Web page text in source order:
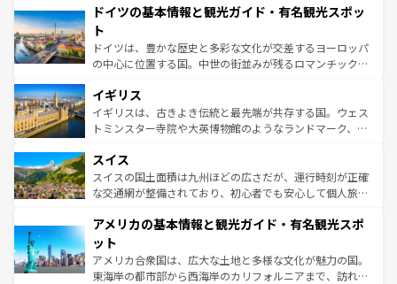
せる。地方によって風土や気候が異なるスペインはその個
ンテンツ一覧 を参照してほしい。
で、幅広い魅力が詰まっている。華麗な宮殿、歴史的な大
聖堂、美しいビーチ、そして豊かな自然が、訪れる者を心
から魅了する。また、フランスは美食の国としても知ら
れ、フランス料理はユネスコ無形文化遺産にも登録されて
香り高いラベンダー畑など、多彩な楽しみ方が可能だ。さ
らに、パリ以外の地域にも魅力が溢れており、どの街角に
も豊かな歴史と文化が息づいている。パリ以外の個性あふ
を参照してほしい。
ドイツの基本情報と観光ガイド・有名観光スポッ
ト
ドイツは、豊かな歴史と多彩な文化が交差するヨーロッパ
の中心に位置する国。中世の街並みが残るロマンチック街
顔を持つこの国は、どこを歩いても飽きることがない。ベ
ルリンの文化的活気、バイエルン州のアルプスの絶景、そ
してライン川沿いのワイン畑といった風景は必見。ビール
は、お酒好きな人にはぜひ体験してほしい。 なお、新着の
ドイツ情報はコンテンツ一覧を参照してほしい。
イギリス
イギリスは、古きよき伝統と最先端が共存する国。ウェス
トミンスター寺院や大英博物館のようなランドマーク、歴
リアごとに異なる魅力がある。また、優雅なアフタヌーン
ティー、ビール好きにはたまらない英国パブ、サッカー観
戦など、本場だからこそできる体験も豊富。イギリスを旅
ンツ一覧を参照してほしい。
スイス
スイスの国土面積は九州ほどの広さだが、運行時刻が正確
な交通網が整備されており、初心者でも安心して個人旅行
の建物がそのまま残る町や、スイスならではのユニークな
博物館もあり、アルプス観光だけでなく町歩きも満喫する
ことができる。国民の所得が高いため物価も高いが、旅行
者向けの交通パス提供のサービスもあり、うまく活用すれ
アメリカの基本情報と観光ガイド・有名観光スポ
ット
アメリカ合衆国は、広大な土地と多様な文化が魅力の国。
東海岸の都市部から西海岸のカリフォルニアまで、訪れる